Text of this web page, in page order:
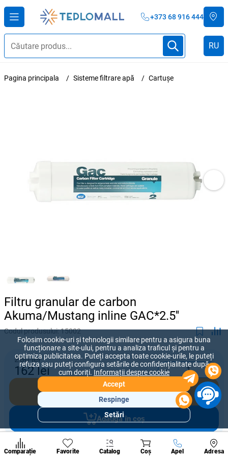
+373 68 916 444
RU
Pagina principala Sisteme filtrare apă Cartușe
Filtru granular de carbon
Akuma/Mustang inline GAC*2.5''
Codul produsului:15002
260 lei
162lei - +
Cumpără acum
Adaugă în coș
Oferiți prețul pe care sunteți dispus să îl plătiți pentru acest produs.
Comparație Favorite Catalog Coș Apel Adresa
A suna
populare
de
Folosim cookie-uri și tehnologii similare pentru a asigura buna
funcționare a site-ului, pentru a analiza traficul și pentru a
optimiza publicitatea. Puteți accepta toate cookie-urile, le puteți
refuza sau puteți configura setările de confidențialitate după
cum doriți. Informații despre cookie
Accept
Respinge
Setări